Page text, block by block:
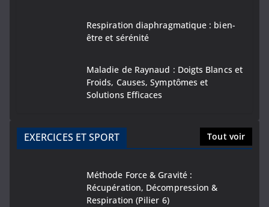
Respiration diaphragmatique : bien-
être et sérénité
Maladie de Raynaud : Doigts Blancs et
Froids, Causes, Symptômes et
Solutions Efficaces
EXERCICES ET SPORT Tout voir
Méthode Force & Gravité :
Récupération, Décompression &
Respiration (Pilier 6)